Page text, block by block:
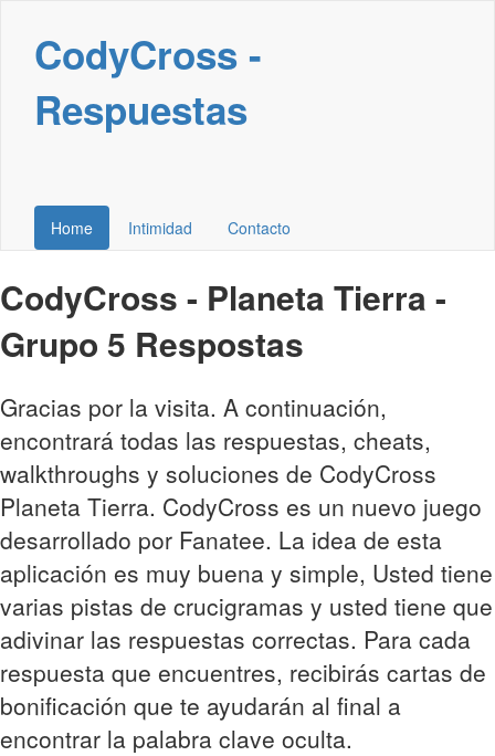
CodyCross -
Respuestas
Home Intimidad Contacto
CodyCross - Planeta Tierra -
Grupo 5 Respostas
Gracias por la visita. A continuación,
encontrará todas las respuestas, cheats,
walkthroughs y soluciones de CodyCross
Planeta Tierra. CodyCross es un nuevo juego
desarrollado por Fanatee. La idea de esta
aplicación es muy buena y simple, Usted tiene
varias pistas de crucigramas y usted tiene que
adivinar las respuestas correctas. Para cada
respuesta que encuentres, recibirás cartas de
bonificación que te ayudarán al final a
encontrar la palabra clave oculta.